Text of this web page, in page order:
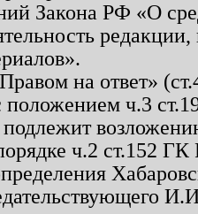
Закона РФ «О
на ответ»
положением ч.3
подлежит
ч.2 ст.152